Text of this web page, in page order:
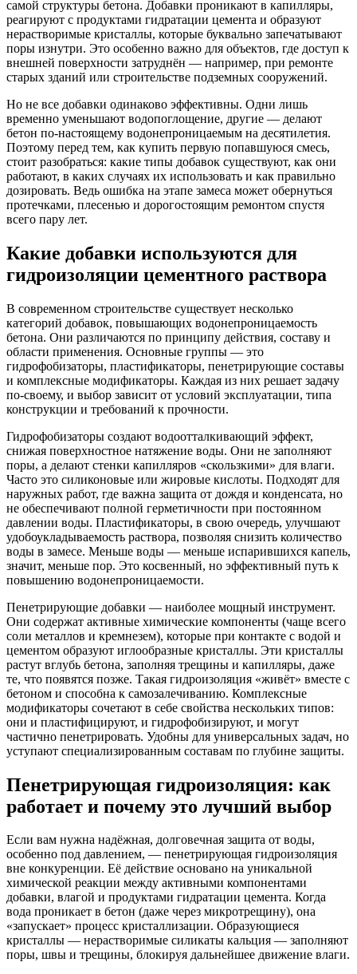
самой структуры бетона. Добавки проникают в капилляры,
реагируют с продуктами гидратации цемента и образуют
нерастворимые кристаллы, которые буквально запечатывают
поры изнутри. Это особенно важно для объектов, где доступ к
внешней поверхности затруднён — например, при ремонте
старых зданий или строительстве подземных сооружений.
Но не все добавки одинаково эффективны. Одни лишь
временно уменьшают водопоглощение, другие — делают
бетон по-настоящему водонепроницаемым на десятилетия.
Поэтому перед тем, как купить первую попавшуюся смесь,
стоит разобраться: какие типы добавок существуют, как они
работают, в каких случаях их использовать и как правильно
дозировать. Ведь ошибка на этапе замеса может обернуться
протечками, плесенью и дорогостоящим ремонтом спустя
всего пару лет.
Какие добавки используются для
гидроизоляции цементного раствора
В современном строительстве существует несколько
категорий добавок, повышающих водонепроницаемость
бетона. Они различаются по принципу действия, составу и
области применения. Основные группы — это
гидрофобизаторы, пластификаторы, пенетрирующие составы
и комплексные модификаторы. Каждая из них решает задачу
по-своему, и выбор зависит от условий эксплуатации, типа
конструкции и требований к прочности.
Гидрофобизаторы создают водоотталкивающий эффект,
снижая поверхностное натяжение воды. Они не заполняют
поры, а делают стенки капилляров «скользкими» для влаги.
Часто это силиконовые или жировые кислоты. Подходят для
наружных работ, где важна защита от дождя и конденсата, но
не обеспечивают полной герметичности при постоянном
давлении воды. Пластификаторы, в свою очередь, улучшают
удобоукладываемость раствора, позволяя снизить количество
воды в замесе. Меньше воды — меньше испарившихся капель,
значит, меньше пор. Это косвенный, но эффективный путь к
повышению водонепроницаемости.
Пенетрирующие добавки — наиболее мощный инструмент.
Они содержат активные химические компоненты (чаще всего
соли металлов и кремнезем), которые при контакте с водой и
цементом образуют иглообразные кристаллы. Эти кристаллы
растут вглубь бетона, заполняя трещины и капилляры, даже
те, что появятся позже. Такая гидроизоляция «живёт» вместе с
бетоном и способна к самозалечиванию. Комплексные
модификаторы сочетают в себе свойства нескольких типов:
они и пластифицируют, и гидрофобизируют, и могут
частично пенетрировать. Удобны для универсальных задач, но
уступают специализированным составам по глубине защиты.
Пенетрирующая гидроизоляция: как
работает и почему это лучший выбор
Если вам нужна надёжная, долговечная защита от воды,
особенно под давлением, — пенетрирующая гидроизоляция
вне конкуренции. Её действие основано на уникальной
химической реакции между активными компонентами
добавки, влагой и продуктами гидратации цемента. Когда
вода проникает в бетон (даже через микротрещину), она
«запускает» процесс кристаллизации. Образующиеся
кристаллы — нерастворимые силикаты кальция — заполняют
поры, швы и трещины, блокируя дальнейшее движение влаги.